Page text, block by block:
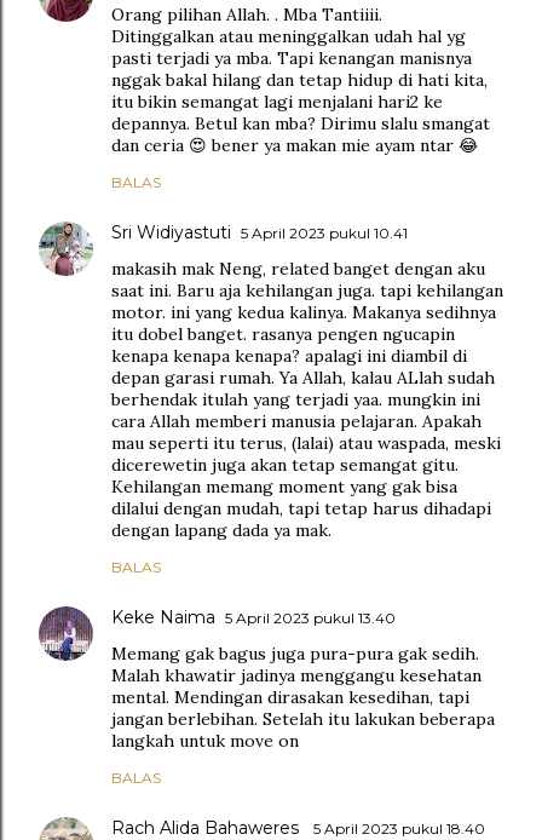
Orang pilihan Allah. . Mba Tantiiii.
Ditinggalkan atau meninggalkan udah hal yg
pasti terjadi ya mba. Tapi kenangan manisnya
nggak bakal hilang dan tetap hidup di hati kita,
itu bikin semangat lagi menjalani hari2 ke
depannya. Betul kan mba? Dirimu slalu smangat
dan ceria 😍 bener ya makan mie ayam ntar 😂
BALAS
Sri Widiyastuti 5 April 2023 pukul 10.41
makasih mak Neng, related banget dengan aku
saat ini. Baru aja kehilangan juga. tapi kehilangan
motor. ini yang kedua kalinya. Makanya sedihnya
itu dobel banget. rasanya pengen ngucapin
kenapa kenapa kenapa? apalagi ini diambil di
depan garasi rumah. Ya Allah, kalau ALlah sudah
berhendak itulah yang terjadi yaa. mungkin ini
cara Allah memberi manusia pelajaran. Apakah
mau seperti itu terus, (lalai) atau waspada, meski
dicerewetin juga akan tetap semangat gitu.
Kehilangan memang moment yang gak bisa
dilalui dengan mudah, tapi tetap harus dihadapi
dengan lapang dada ya mak.
BALAS
Keke Naima 5 April 2023 pukul 13.40
Memang gak bagus juga pura-pura gak sedih.
Malah khawatir jadinya menggangu kesehatan
mental. Mendingan dirasakan kesedihan, tapi
jangan berlebihan. Setelah itu lakukan beberapa
langkah untuk move on
BALAS
Rach Alida Bahaweres 5 April 2023 pukul 18.40